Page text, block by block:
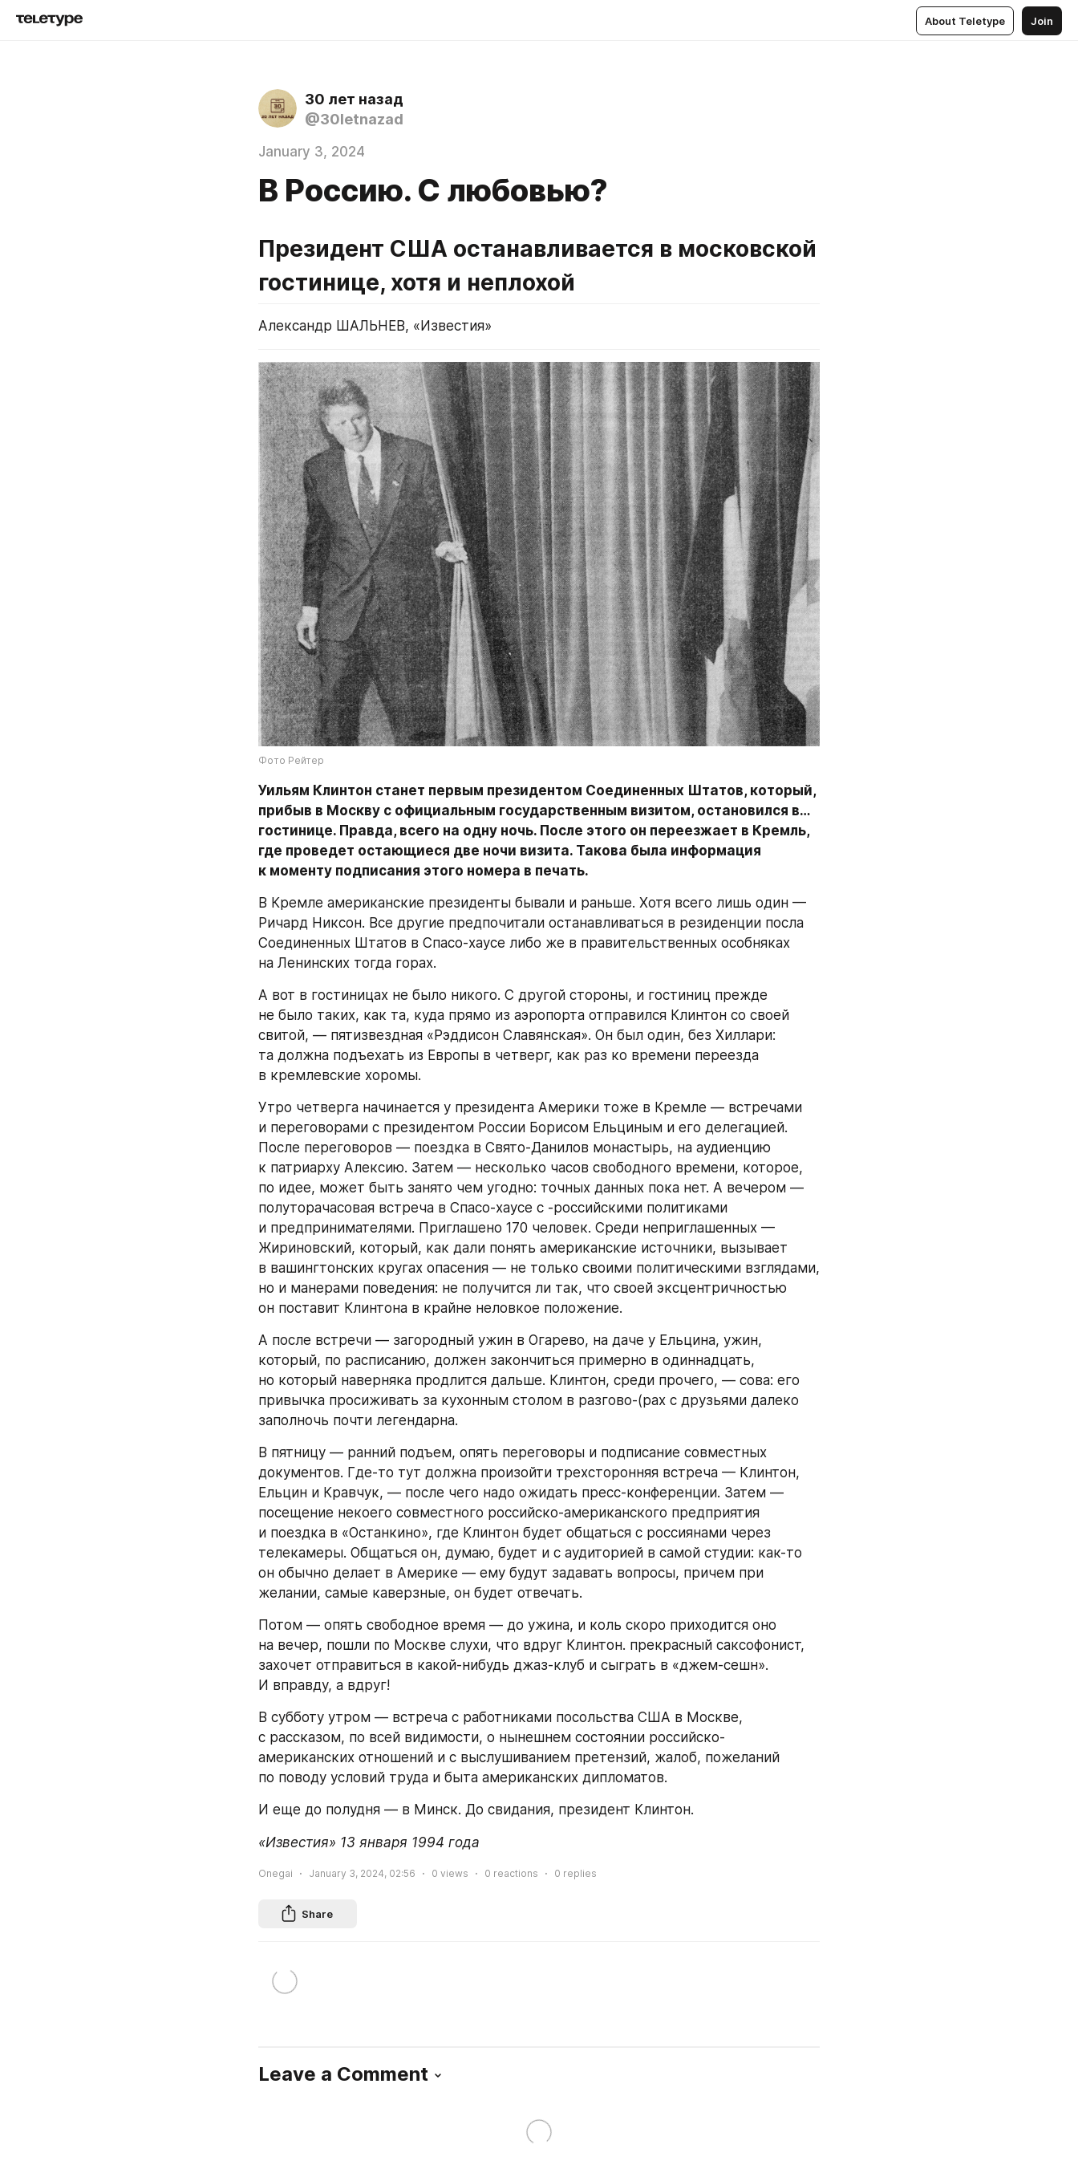
About Teletype Join
30 лет назад
@30letnazad
January 3, 2024
В Россию. С любовью?
Президент США останавливается в московской
гостинице, хотя и неплохой
Александр ШАЛЬНЕВ, «Известия»
Фото Рейтер
Уильям Клинтон станет первым президентом Соединенных Штатов, который,
прибыв в Москву с официальным государственным визитом, остановился в…
гостинице. Правда, всего на одну ночь. После этого он переезжает в Кремль,
где проведет остающиеся две ночи визита. Такова была информация
к моменту подписания этого номера в печать.
В Кремле американские президенты бывали и раньше. Хотя всего лишь один —
Ричард Никсон. Все другие предпочитали останавливаться в резиденции посла
Соединенных Штатов в Спасо-хаусе либо же в правительственных особняках
на Ленинских тогда горах.
А вот в гостиницах не было никого. С другой стороны, и гостиниц прежде
не было таких, как та, куда прямо из аэропорта отправился Клинтон со своей
свитой, — пятизвездная «Рэддисон Славянская». Он был один, без Хиллари:
та должна подъехать из Европы в четверг, как раз ко времени переезда
в кремлевские хоромы.
Утро четверга начинается у президента Америки тоже в Кремле — встречами
и переговорами с президентом России Борисом Ельциным и его делегацией.
После переговоров — поездка в Свято-Данилов монастырь, на аудиенцию
к патриарху Алексию. Затем — несколько часов свободного времени, которое,
по идее, может быть занято чем угодно: точных данных пока нет. А вечером —
полуторачасовая встреча в Спасо-хаусе с -российскими политиками
и предпринимателями. Приглашено 170 человек. Среди неприглашенных —
Жириновский, который, как дали понять американские источники, вызывает
в вашингтонских кругах опасения — не только своими политическими взглядами,
но и манерами поведения: не получится ли так, что своей эксцентричностью
он поставит Клинтона в крайне неловкое положение.
А после встречи — загородный ужин в Огарево, на даче у Ельцина, ужин,
который, по расписанию, должен закончиться примерно в одиннадцать,
но который наверняка продлится дальше. Клинтон, среди прочего, — сова: его
привычка просиживать за кухонным столом в разгово-(рах с друзьями далеко
заполночь почти легендарна.
В пятницу — ранний подъем, опять переговоры и подписание совместных
документов. Где-то тут должна произойти трехсторонняя встреча — Клинтон,
Ельцин и Кравчук, — после чего надо ожидать пресс-конференции. Затем —
посещение некоего совместного российско-американского предприятия
и поездка в «Останкино», где Клинтон будет общаться с россиянами через
телекамеры. Общаться он, думаю, будет и с аудиторией в самой студии: как-то
он обычно делает в Америке — ему будут задавать вопросы, причем при
желании, самые каверзные, он будет отвечать.
Потом — опять свободное время — до ужина, и коль скоро приходится оно
на вечер, пошли по Москве слухи, что вдруг Клинтон. прекрасный саксофонист,
захочет отправиться в какой-нибудь джаз-клуб и сыграть в «джем-сешн».
И вправду, а вдруг!
В субботу утром — встреча с работниками посольства США в Москве,
с рассказом, по всей видимости, о нынешнем состоянии российско-
американских отношений и с выслушиванием претензий, жалоб, пожеланий
по поводу условий труда и быта американских дипломатов.
И еще до полудня — в Минск. До свидания, президент Клинтон.
«Известия» 13 января 1994 года
Onegai January 3, 2024, 02:56 0 views 0 reactions 0 replies
Share
Leave a Comment